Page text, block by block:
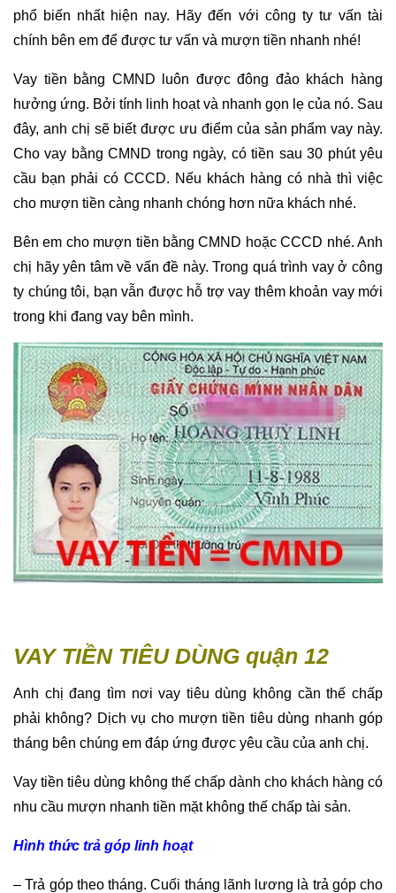
phổ biến nhất hiện nay. Hãy đến với công ty tư vấn tài
chính bên em để được tư vấn và mượn tiền nhanh nhé!
Vay tiền bằng CMND luôn được đông đảo khách hàng
hưởng ứng. Bởi tính linh hoạt và nhanh gọn lẹ của nó. Sau
đây, anh chị sẽ biết được ưu điểm của sản phẩm vay này.
Cho vay bằng CMND trong ngày, có tiền sau 30 phút yêu
cầu bạn phải có CCCD. Nếu khách hàng có nhà thì việc
cho mượn tiền càng nhanh chóng hơn nữa khách nhé.
Bên em cho mượn tiền bằng CMND hoặc CCCD nhé. Anh
chị hãy yên tâm về vấn đề này. Trong quá trình vay ở công
ty chúng tôi, bạn vẫn được hỗ trợ vay thêm khoản vay mới
trong khi đang vay bên mình.
VAY TIỀN TIÊU DÙNG quận 12
Anh chị đang tìm nơi vay tiêu dùng không cần thế chấp
phải không? Dịch vụ cho mượn tiền tiêu dùng nhanh góp
tháng bên chúng em đáp ứng được yêu cầu của anh chị.
Vay tiền tiêu dùng không thế chấp dành cho khách hàng có
nhu cầu mượn nhanh tiền mặt không thế chấp tài sản.
Hình thức trả góp linh hoạt
– Trả góp theo tháng. Cuối tháng lãnh lương là trả góp cho